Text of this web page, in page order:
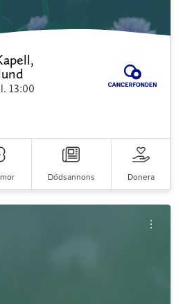
13:00
Dödsannons Donera